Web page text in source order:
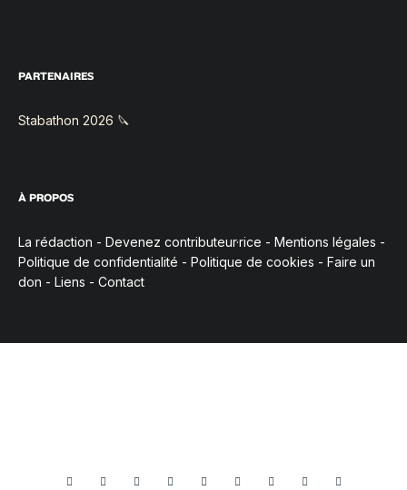
PARTENAIRES
Stabathon 2026 🔪
À PROPOS
La rédaction - Devenez contributeur·rice - Mentions légales -
Politique de confidentialité - Politique de cookies - Faire un
don - Liens - Contact